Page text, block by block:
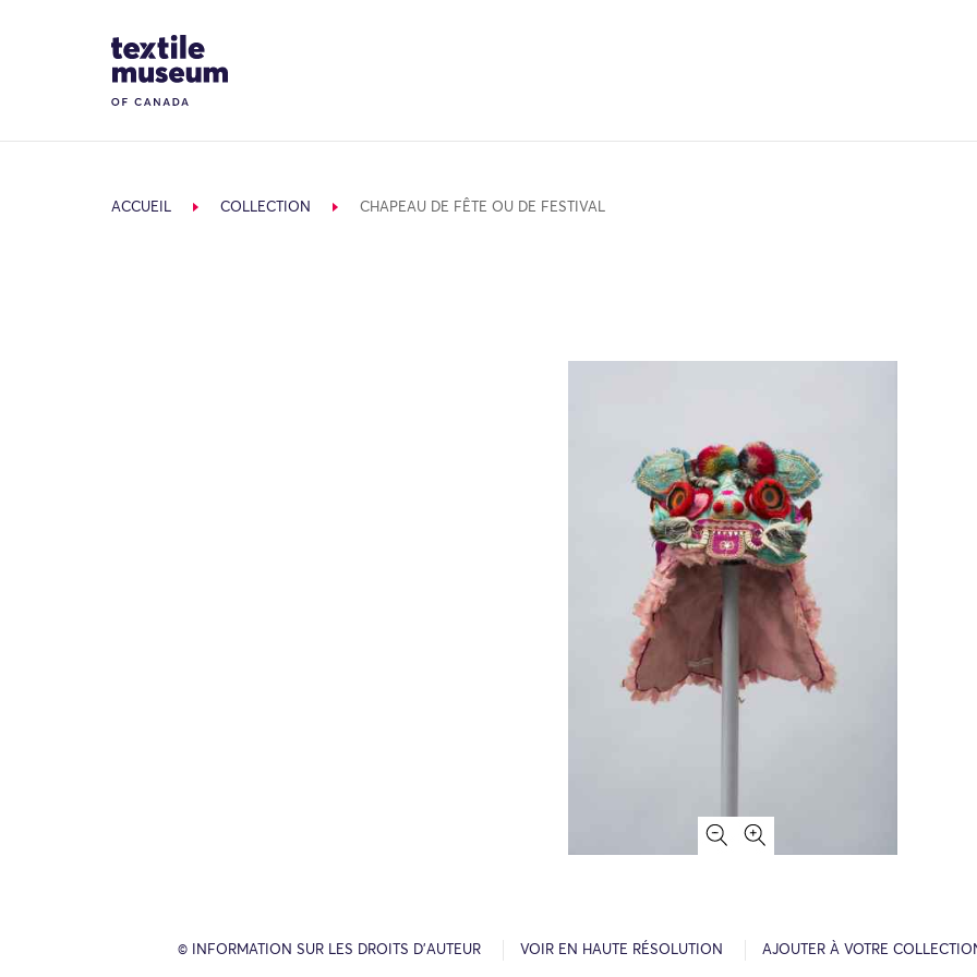
Site Logo
ACCUEIL COLLECTION CHAPEAU DE FÊTE OU DE FESTIVAL
© INFORMATION SUR LES DROITS D’AUTEUR VOIR EN HAUTE RÉSOLUTION AJOUTER À VOTRE